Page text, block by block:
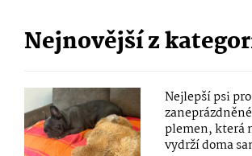
Nejnovější z
Nejlepší psi
plemen, která
vydrží doma